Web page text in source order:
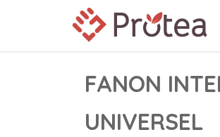
FANON
UNIVERSEL